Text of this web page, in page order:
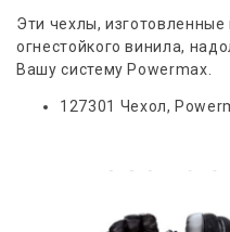
Эти чехлы, изготовленные
огнестойкого винила,
Вашу систему Powermax.
127301 Чехол,